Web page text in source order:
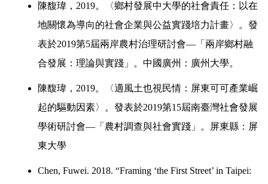
陳馥瑋， 2019。〈鄉村發展中大學的社會責任：以在
地關懷為導向的社會企業與公益實踐培力計畫〉
。發
表於2019第5屆兩岸農村治理研討會— 「兩岸鄉村融
合發展：理論與實踐」。中國廣州：廣州大學。
陳馥瑋， 2019。〈適風土也視民情：屏東可可產業崛
起的驅動因素〉 。發表於2019第15屆南臺灣社會發展
學術研討會— 「農村調查與社會實踐」。屏東縣：屏
東大學
Chen, Fuwei. 2018. “Framing ‘the First Street’ in Taipei: